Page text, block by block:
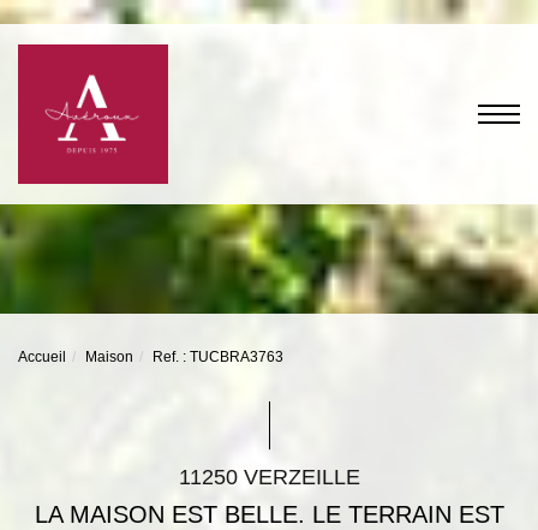
Accueil Maison Ref. : TUCBRA3763
11250 VERZEILLE
LA MAISON EST BELLE. LE TERRAIN EST